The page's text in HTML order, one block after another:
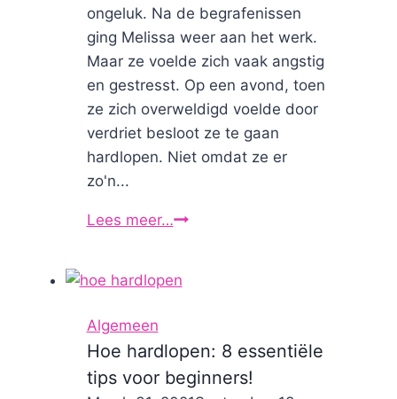
ongeluk. Na de begrafenissen
ging Melissa weer aan het werk.
Maar ze voelde zich vaak angstig
en gestresst. Op een avond, toen
ze zich overweldigd voelde door
verdriet besloot ze te gaan
hardlopen. Niet omdat ze er
zo'n...
Lees meer…Hardlopen
Algemeen
Hoe hardlopen: 8 essentiële
tips voor beginners!